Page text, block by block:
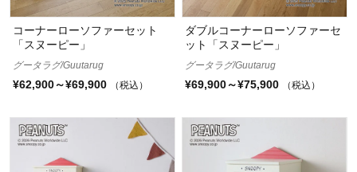
コーナーローソファーセット
「スヌーピー」
グータラグ/Guutarug
¥62,900～¥69,900 （税込）
ダブルコーナーローソファーセ
ット「スヌーピー」
グータラグ/Guutarug
¥69,900～¥75,900 （税込）